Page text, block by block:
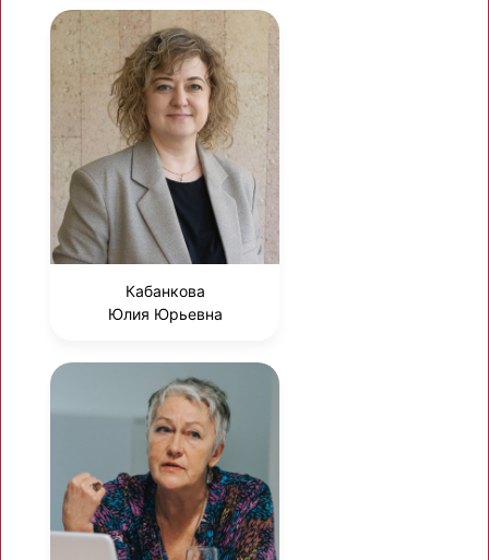
Кабанкова
Юлия Юрьевна